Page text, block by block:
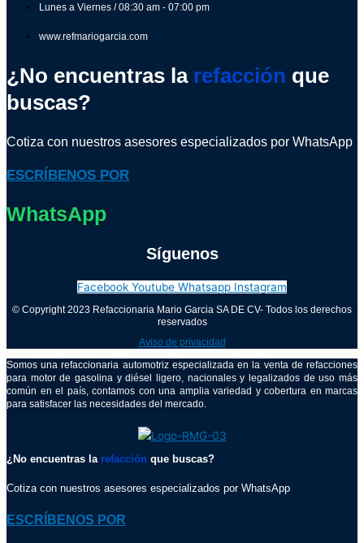
Lunes a Viernes / 08:30 am - 07:00 pm
www.refmariogarcia.com
¿No encuentras la refacción que
buscas?
Cotiza con nuestros asesores especializados por WhatsApp
ESCRÍBENOS POR
WhatsApp
Síguenos
Facebook Youtube Whatsapp Instagram
© Copyright 2023 Refaccionaria Mario Garcia SA DE CV- Todos los derechos
reservados
Aviso de privacidad
Somos una refaccionaria automotriz especializada en la venta de refacciones
para motor de gasolina y diésel ligero, nacionales y legalizados de uso más
común en el país, contamos con una amplia variedad y cobertura en marcas
para satisfacer las necesidades del mercado.
¿No encuentras la refacción que buscas?
Cotiza con nuestros asesores especializados por WhatsApp
ESCRÍBENOS POR